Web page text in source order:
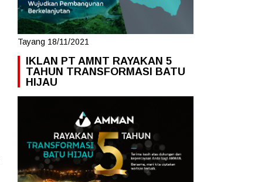
Tayang 18/11/2021
IKLAN PT AMNT RAYAKAN 5
TAHUN TRANSFORMASI BATU
HIJAU